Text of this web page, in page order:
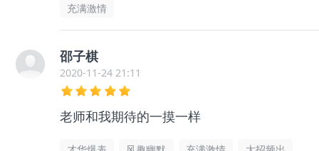
充满激情
邵子棋
2020-11-24 21:11
老师和我期待的一摸一样